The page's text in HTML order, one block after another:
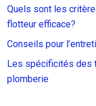
Quels sont les
flotteur efficace?
Conseils pour
Les spécificités des
plomberie